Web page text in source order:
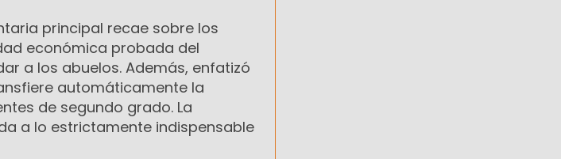
principal recae sobre los
económica probada del
a los abuelos. Además, enfatizó
automáticamente la
de segundo grado. La
a lo estrictamente indispensable